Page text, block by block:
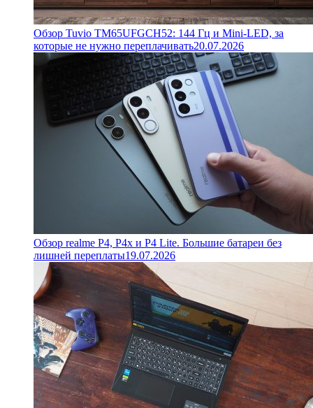
Обзор Tuvio TM65UFGCH52: 144 Гц и Mini-LED, за
которые не нужно переплачивать20.07.2026
Обзор realme P4, P4x и P4 Lite. Большие батареи без
лишней переплаты19.07.2026